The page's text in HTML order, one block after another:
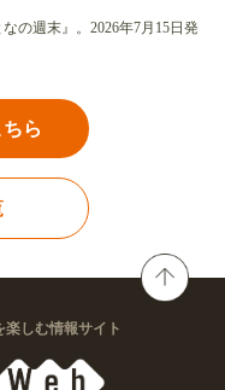
の週末』。2026年7月15日発
ら
しむ情報サイト